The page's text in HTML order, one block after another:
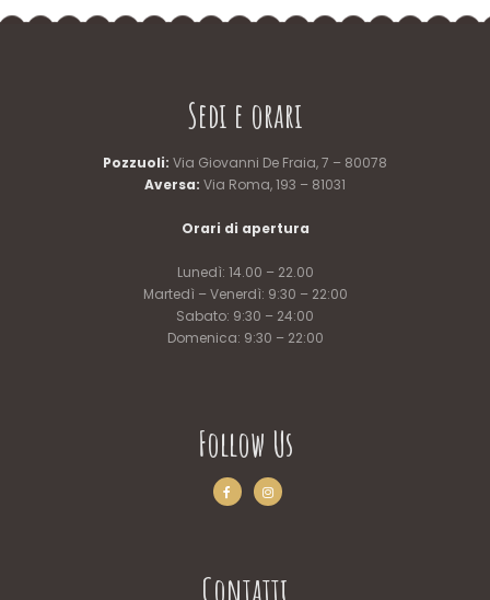
Sedi e orari
Pozzuoli: Via Giovanni De Fraia, 7 – 80078
Aversa: Via Roma, 193 – 81031
Orari di apertura
Lunedì: 14.00 – 22.00
Martedì – Venerdì: 9:30 – 22:00
Sabato: 9:30 – 24:00
Domenica: 9:30 – 22:00
Follow Us
Contatti